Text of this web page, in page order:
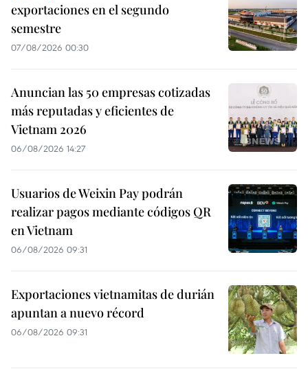
exportaciones en el segundo
semestre
07/08/2026 00:30
Anuncian las 50 empresas cotizadas
más reputadas y eficientes de
Vietnam 2026
06/08/2026 14:27
Usuarios de Weixin Pay podrán
realizar pagos mediante códigos QR
en Vietnam
06/08/2026 09:31
Exportaciones vietnamitas de durián
apuntan a nuevo récord
06/08/2026 09:31